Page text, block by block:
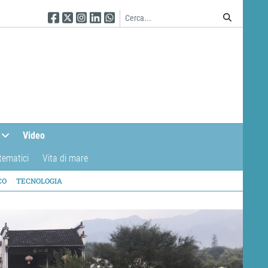
Seguici su Facebook
Seguici su Twitter
Seguici su Instagram
Seguici su Linkedin
Seguici su WhatsApp
Video
Vita di mare
TECNOLOGIA